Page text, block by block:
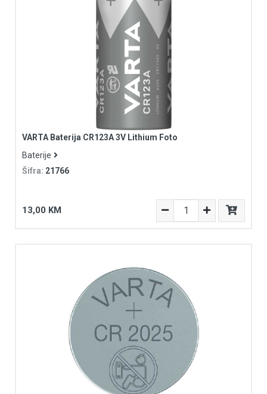
VARTA Baterija CR123A 3V Lithium Foto
Baterije
Šifra: 21766
13,00 KM